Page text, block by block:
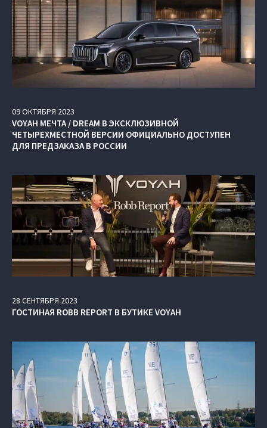
09ОКТЯБРЯ 2023
VOYAH МЕЧТА / DREAM В ЭКСКЛЮЗИВНОЙ
ЧЕТЫРЕХМЕСТНОЙ ВЕРСИИ ОФИЦИАЛЬНО ДОСТУПЕН
ДЛЯ ПРЕДЗАКАЗА В РОССИИ
28 СЕНТЯБРЯ 2023
ГОСТИНАЯ ROBB REPORT В БУТИКЕ VOYAH